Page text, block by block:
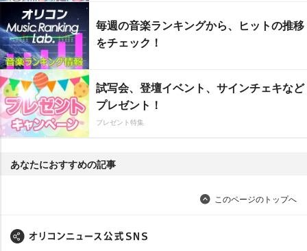
毎週の音楽ランキングから、ヒットの推移
をチェック！
試写会、登壇イベント、サインチェキなど
プレゼント！
プレゼント特集
あなたにおすすめの記事
このページのトップへ